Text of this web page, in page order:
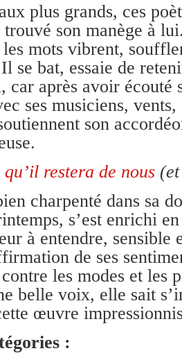
plus grands, ces
son manège à
mots vibrent,
se bat, essaie de
car après avoir
ses musiciens, vents,
son
qu’il restera de nous
charpenté dans sa
s’est enrichi
à entendre, sensible
de ses
les modes et les
belle voix, elle sait
œuvre
: